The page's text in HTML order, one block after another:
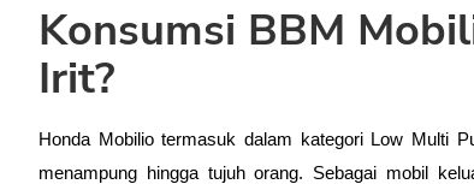
Konsumsi BBM
Irit?
Honda Mobilio termasuk dalam kategori Low Multi
menampung hingga tujuh orang. Sebagai mobil